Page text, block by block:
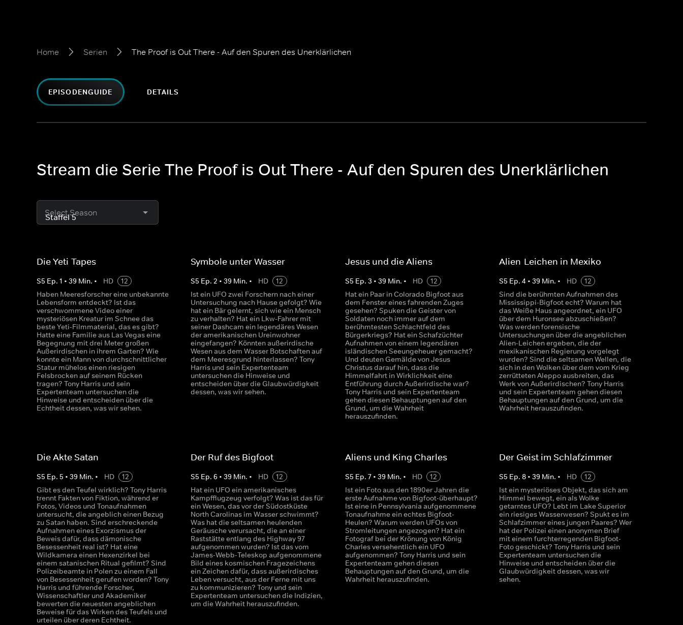
Home Serien The Proof is Out There - Auf den Spuren des Unerklärlichen
EPISODENGUIDE DETAILS
Stream die Serie The Proof is Out There - Auf den Spuren des Unerklärlichen
Select Season
Die Yeti-Tapes
S5 Ep. 1 • 39 Min. • HD
12
Haben Meeresforscher eine unbekannte
Lebensform entdeckt? Ist das
verschwommene Video einer
mysteriösen Kreatur im Schnee das
beste Yeti-Filmmaterial, das es gibt?
Hatte eine Familie aus Las Vegas eine
Begegnung mit drei Meter großen
Außerirdischen in ihrem Garten? Wie
konnte ein Mann von durchschnittlicher
Statur mühelos einen riesigen
Felsbrocken auf seinem Rücken
tragen? Tony Harris und sein
Expertenteam untersuchen die
Hinweise und entscheiden über die
Echtheit dessen, was wir sehen.
Symbole unter Wasser
S5 Ep.2 •39 Min. • HD
12
Ist ein UFO zwei Forschern nach einer
Untersuchung nach Hause gefolgt? Wie
hat ein Bär gelernt, sich wie ein Mensch
zu verhalten? Hat ein Lkw-Fahrer mit
seiner Dashcam ein legendäres Wesen
der amerikanischen Ureinwohner
eingefangen? Könnten außerirdische
Wesen aus dem Wasser Botschaften auf
dem Meeresgrund hinterlassen? Tony
Harris und sein Expertenteam
untersuchen die Hinweise und
entscheiden über die Glaubwürdigkeit
dessen, was wir sehen.
Jesus und die Aliens
S5 Ep. 3 • 39Min. • HD
12
Hat ein Paar in Colorado Bigfoot aus
dem Fenster eines fahrenden Zuges
gesehen? Spuken die Geister von
Soldaten noch immer auf dem
berühmtesten Schlachtfeld des
Bürgerkriegs? Hat ein Schafzüchter
Aufnahmen von einem legendären
isländischen Seeungeheuer gemacht?
Und deuten Gemälde von Jesus
Christus darauf hin, dass die
Himmelfahrt in Wirklichkeit eine
Entführung durch Außerirdische war?
Tony Harris und sein Expertenteam
gehen diesen Behauptungen auf den
Grund, um die Wahrheit
herauszufinden.
Alien-Leichen in Mexiko
S5 Ep. 4 • 39Min. • HD
12
Sind die berühmten Aufnahmen des
Mississippi-Bigfoot echt? Warum hat
das Weiße Haus angeordnet, ein UFO
über dem Huronsee abzuschießen?
Was werden forensische
Untersuchungen über die angeblichen
Alien-Leichen ergeben, die der
mexikanischen Regierung vorgelegt
wurden? Sind die seltsamen Wellen, die
sich in den Wolken über dem vom Krieg
zerrütteten Aleppo ausbreiten, das
Werk von Außerirdischen? Tony Harris
und sein Expertenteam gehen diesen
Behauptungen auf den Grund, um die
Wahrheit herauszufinden.
Die Akte Satan
S5 Ep. 5 • 39 Min. • HD
12
Gibt es den Teufel wirklich? Tony Harris
trennt Fakten von Fiktion, während er
Fotos, Videos und Tonaufnahmen
untersucht, die angeblich einen Bezug
zu Satan haben. Sind erschreckende
Aufnahmen eines Exorzismus der
Beweis dafür, dass dämonische
Besessenheit real ist? Hat eine
Wildkamera einen Hexenzirkel bei
einem satanischen Ritual gefilmt? Sind
Polizeibeamte in Polen zu einem Fall
von Besessenheit gerufen worden? Tony
Harris und führende Forscher,
Wissenschaftler und Akademiker
bewerten die neuesten angeblichen
Beweise für das Wirken des Teufels und
urteilen über deren Echtheit.
Der Ruf des Bigfoot
S5 Ep.6 •39 Min. • HD
12
Hat ein UFO ein amerikanisches
Kampfflugzeug verfolgt? Was ist das für
ein Wesen, das vor der Südostküste
North Carolinas im Wasser schwimmt?
Was hat die seltsamen heulenden
Geräusche verursacht, die an einer
Raststätte entlang des Highway 97
aufgenommen wurden? Ist das vom
James-Webb-Teleskop aufgenommene
Bild eines kosmischen Fragezeichens
ein Zeichen dafür, dass außerirdisches
Leben versucht, aus der Ferne mit uns
zu kommunizieren? Tony und sein
Expertenteam untersuchen die Indizien,
um die Wahrheit herauszufinden.
Aliens und King Charles
S5 Ep. 7• 39Min. • HD
12
Ist ein Foto aus den 1890er Jahren die
erste Aufnahme von Bigfoot-überhaupt?
Ist eine in Pennsylvania aufgenommene
Tonaufnahme ein echtes Bigfoot-
Heulen? Warum werden UFOs von
Stromleitungen angezogen? Hat ein
Fotograf bei der Krönung von König
Charles versehentlich ein UFO
aufgenommen? Tony Harris und sein
Expertenteam gehen diesen
Behauptungen auf den Grund, um die
Wahrheit herauszufinden.
Der Geist im Schlafzimmer
S5 Ep. 8• 39Min. • HD
12
Ist ein mysteriöses Objekt, das sich am
Himmel bewegt, ein als Wolke
getarntes UFO? Lebt im Lake Superior
ein riesiges Wasserwesen? Spukt es im
Schlafzimmer eines jungen Paares? Wer
hat der Polizei einen anonymen Brief
mit einem furchterregenden Bigfoot-
Foto geschickt? Tony Harris und sein
Expertenteam untersuchen die
Hinweise und entscheiden über die
Glaubwürdigkeit dessen, was wir
sehen.